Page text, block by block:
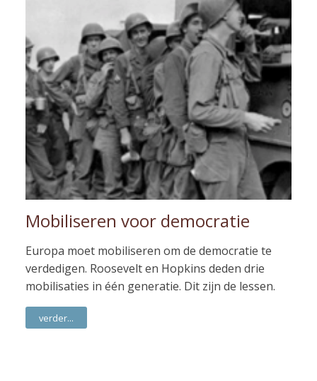
Mobiliseren voor democratie
Europa moet mobiliseren om de democratie te
verdedigen. Roosevelt en Hopkins deden drie
mobilisaties in één generatie. Dit zijn de lessen.
verder...